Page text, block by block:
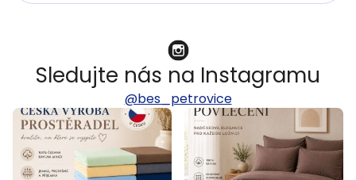
Sledujte nás na Instagramu
@bes_petrovice